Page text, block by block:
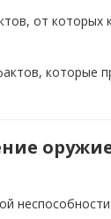
от которых
которые